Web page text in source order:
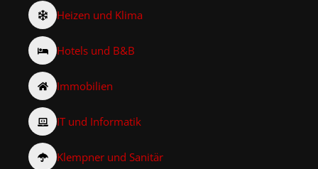
Heizen und Klima
Hotels und B&B
Immobilien
IT und Informatik
Klempner und Sanitär